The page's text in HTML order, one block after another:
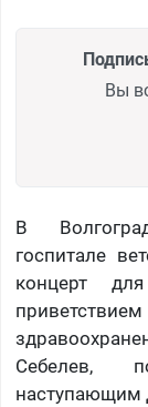
Вы
В
госпитале
концерт
Себелев,